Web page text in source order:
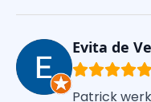
Evita de
Patrick